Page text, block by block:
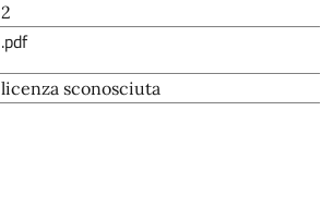
2
.pdf
licenza sconosciuta